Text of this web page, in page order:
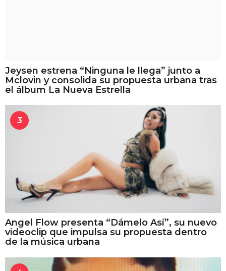
Jeysen estrena “Ninguna le llega” junto a
Mclovin y consolida su propuesta urbana tras
el álbum La Nueva Estrella
3
Angel Flow presenta “Dámelo Así”, su nuevo
videoclip que impulsa su propuesta dentro
de la música urbana